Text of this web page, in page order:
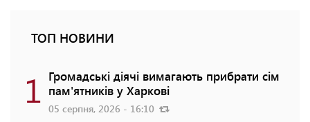
ТОП НОВИНИ
1 Громадські діячі вимагають прибрати сім
пам'ятників у Харкові
05 серпня, 2026 - 16:10